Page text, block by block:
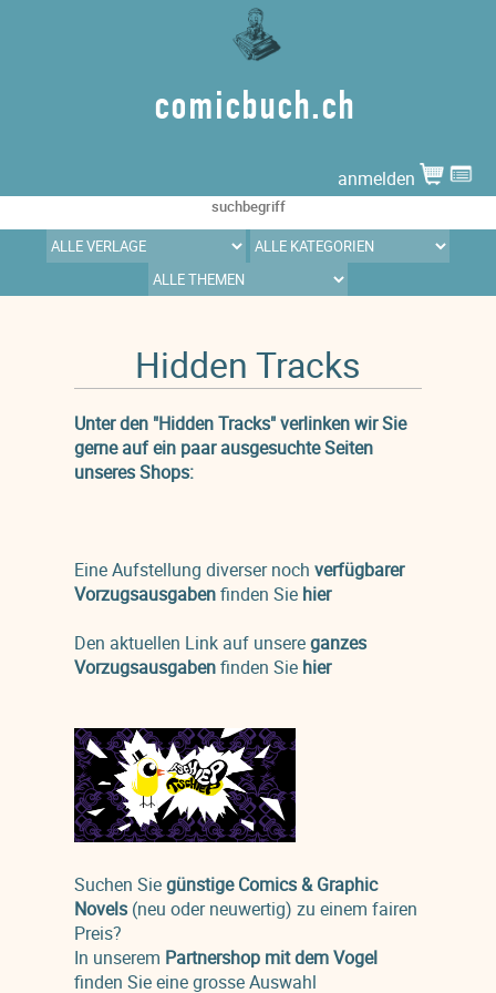
comicbuch.ch
anmelden
Hidden Tracks
Unter den "Hidden Tracks" verlinken wir Sie
gerne auf ein paar ausgesuchte Seiten
unseres Shops:
Eine Aufstellung diverser nochverfügbarer
Vorzugsausgabenfinden Sie hier
Den aktuellen Link auf unsereganzes
Vorzugsausgabenfinden Sie hier
Suchen Siegünstige Comics & Graphic
Novels (neu oder neuwertig) zu einem fairen
Preis?
In unserem Partnershop mit dem Vogel
finden Sie eine grosse Auswahl